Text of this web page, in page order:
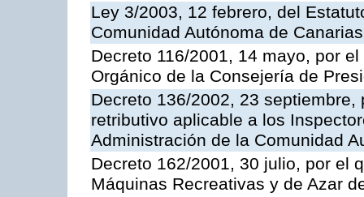
Ley 3/2003, 12 febrero, del
Comunidad Autónoma de Canarias
Decreto 116/2001, 14 mayo, por
Orgánico de la Consejería de
Decreto 136/2002, 23
retributivo aplicable a los
Administración de la Comunidad
Decreto 162/2001, 30 julio, por el
Máquinas Recreativas y de Azar